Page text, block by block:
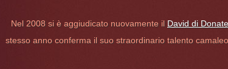
Nel 2008 si è aggiudicato nuovamente il David di
stesso anno conferma il suo straordinario talento